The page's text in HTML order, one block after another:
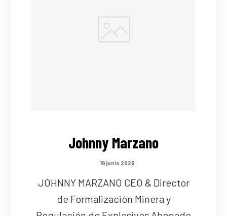
Johnny Marzano
16 junio 2026
JOHNNY MARZANO CEO & Director
de Formalización Minera y